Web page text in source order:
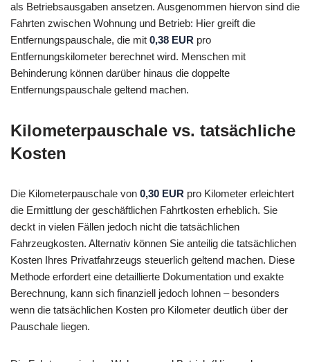
als Betriebsausgaben ansetzen. Ausgenommen hiervon sind die
Fahrten zwischen Wohnung und Betrieb: Hier greift die
Entfernungspauschale, die mit 0,38 EUR pro
Entfernungskilometer berechnet wird. Menschen mit
Behinderung können darüber hinaus die doppelte
Entfernungspauschale geltend machen.
Kilometerpauschale vs. tatsächliche
Kosten
Die Kilometerpauschale von 0,30 EUR pro Kilometer erleichtert
die Ermittlung der geschäftlichen Fahrtkosten erheblich. Sie
deckt in vielen Fällen jedoch nicht die tatsächlichen
Fahrzeugkosten. Alternativ können Sie anteilig die tatsächlichen
Kosten Ihres Privatfahrzeugs steuerlich geltend machen. Diese
Methode erfordert eine detaillierte Dokumentation und exakte
Berechnung, kann sich finanziell jedoch lohnen – besonders
wenn die tatsächlichen Kosten pro Kilometer deutlich über der
Pauschale liegen.